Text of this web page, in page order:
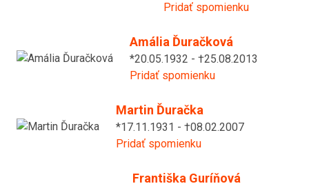
Pridať spomienku
Amália Ďuračková
*20.05.1932 - †25.08.2013
Pridať spomienku
Martin Ďuračka
*17.11.1931 - †08.02.2007
Pridať spomienku
Františka Guríňová